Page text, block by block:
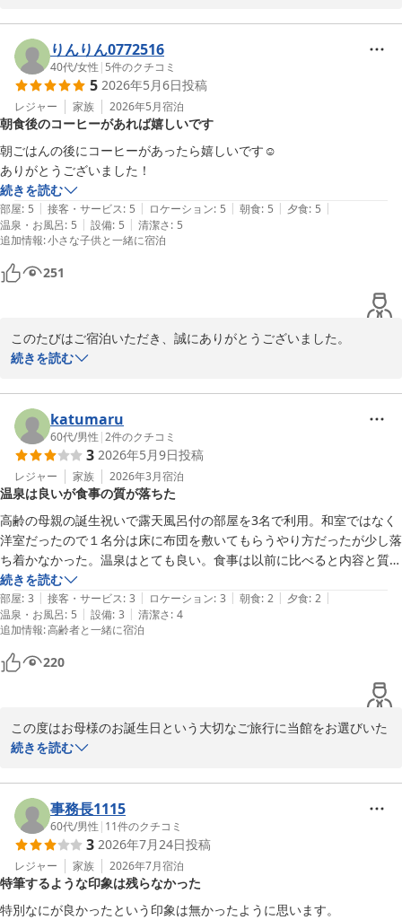
今後とも、さらに快適にお過ごしいただけますよう、努力してまい
ります。
またのご来館心よりお待ちしています。
松園荘 保津川亭
松園荘 保津川亭
2026-06-03
りんりん0772516
40代/女性 | 5件のクチコミ
5 2026年5月6日投稿
レジャー 家族 2026年5月宿泊
朝食後のコーヒーがあれば嬉しいです
朝ごはんの後にコーヒーがあったら嬉しいです☺️
ありがとうございました！
続きを読む
部屋: 5 | 接客・サービス: 5 | ロケーション: 5 | 朝食: 5 | 夕食: 5 |
温泉・お風呂: 5 | 設備: 5 | 清潔さ: 5
追加情報:小さな子供と一緒に宿泊
251
このたびはご宿泊いただき、誠にありがとうございました。
朝食後のコーヒーにつきまして、貴重なご意見をありがとうござい
またのお越しを心よりお待ちしております。
松園荘 保津川亭
松園荘 保津川亭
2026-05-08
続きを読む
katumaru
60代/男性 |2件のクチコミ
3 2026年5月9日投稿
レジャー 家族 2026年3月宿泊
温泉は良いが食事の質が落ちた
高齢の母親の誕生祝いで露天風呂付の部屋を3名で利用。和室ではなく
洋室だったので１名分は床に布団を敷いてもらうやり方だったが少し落
ち着かなかった。温泉はとても良い。食事は以前に比べると内容と質が
かなり下がっていた。物価高騰なのでやむを得ないか
続きを読む
部屋: 3 | 接客・サービス: 3 | ロケーション: 3 | 朝食: 2 | 夕食: 2 |
温泉・お風呂: 5 | 設備: 3 | 清潔さ: 4
追加情報:高齢者と一緒に宿泊
220
この度はお母様のお誕生日という大切なご旅行に当館をお選びいた
だき、誠にありがとうございました。
一方で、お部屋のご利用方法やお食事につきまして、ご期待に添え
ず申し訳ございませんでした。
いただいたご意見を真摯に受け止め、よりご満足いただけるよう努
めてまいります。
貴重なご感想をありがとうございました。
松園荘 保津川亭
続きを読む
事務長1115
60代/男性 | 11件のクチコミ
3 2026年7月24日投稿
レジャー 家族 2026年7月宿泊
特筆するような印象は残らなかった
特別なにが良かったという印象は無かったように思います。